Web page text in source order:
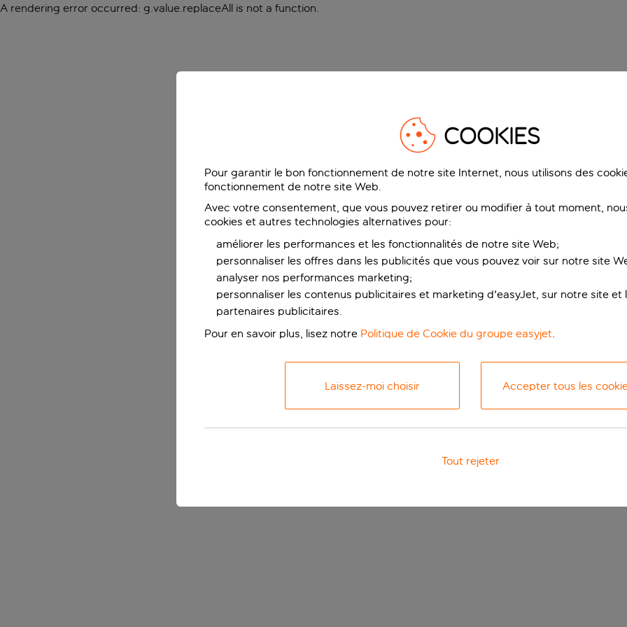
A rendering error occurred: g.value.replaceAll is not a function.
COOKIES
Pour garantir le bon fonctionnement de notre site Internet, nous utilisons des
fonctionnement de notre site Web.
Avec votre consentement, que vous pouvez retirer ou modifier à tout moment,
cookies et autres technologies alternatives pour:
améliorer les performances et les fonctionnalités de notre site Web;
personnaliser les offres dans les publicités que vous pouvez voir sur notre site
analyser nos performances marketing;
personnaliser les contenus publicitaires et marketing d'easyJet, sur notre site et
partenaires publicitaires.
Pour en savoir plus, lisez notre Politique de Cookie du groupe easyjet.
Laissez-moi choisir Accepter tous les
Tout rejeter